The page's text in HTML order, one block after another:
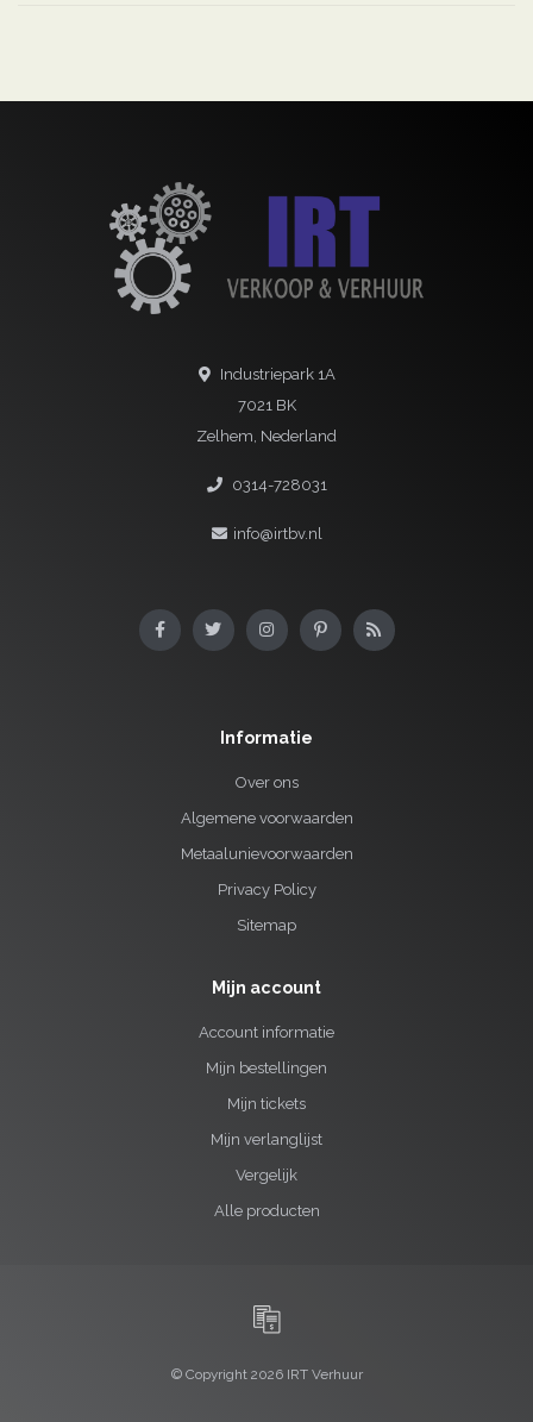
Industriepark 1A
7021 BK
Zelhem, Nederland
0314-728031
info@irtbv.nl
Informatie
Over ons
Algemene voorwaarden
Metaalunievoorwaarden
Privacy Policy
Sitemap
Mijn account
Account informatie
Mijn bestellingen
Mijn tickets
Mijn verlanglijst
Vergelijk
Alle producten
© Copyright 2026 IRT Verhuur